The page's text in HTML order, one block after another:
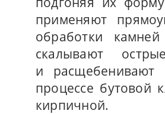
применяют
обработки
скалывают
и
процессе бутовой
кирпичной.